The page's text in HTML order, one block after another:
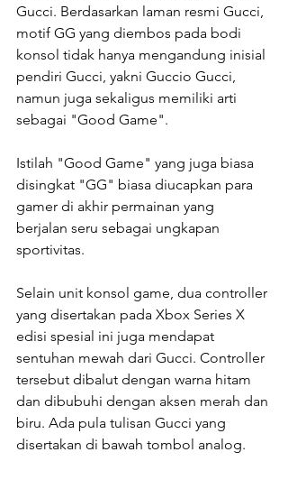
Gucci. Berdasarkan laman resmi Gucci,
motif GG yang diembos pada bodi
konsol tidak hanya mengandung inisial
pendiri Gucci, yakni Guccio Gucci,
namun juga sekaligus memiliki arti
sebagai "Good Game".
Istilah "Good Game" yang juga biasa
disingkat "GG" biasa diucapkan para
gamer di akhir permainan yang
berjalan seru sebagai ungkapan
sportivitas.
Selain unit konsol game, dua controller
yang disertakan pada Xbox Series X
edisi spesial ini juga mendapat
sentuhan mewah dari Gucci. Controller
tersebut dibalut dengan warna hitam
dan dibubuhi dengan aksen merah dan
biru. Ada pula tulisan Gucci yang
disertakan di bawah tombol analog.